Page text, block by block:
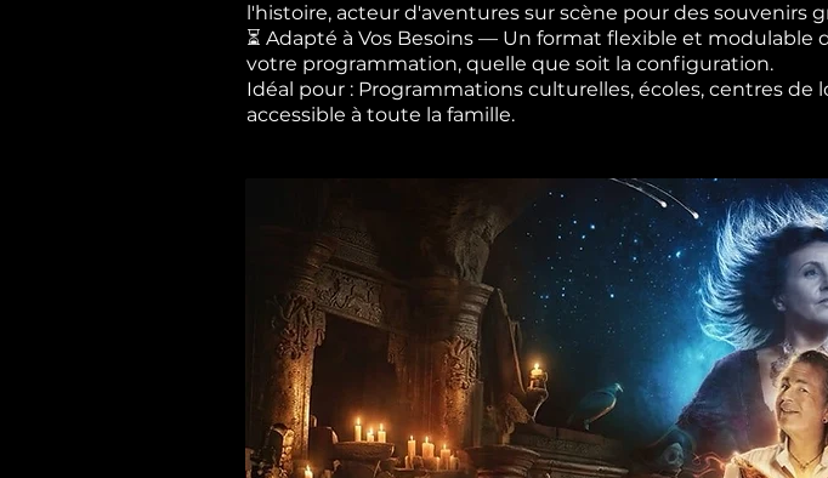
l'histoire, acteur d'aventures sur scène pour des souvenirs
⏳ Adapté à Vos Besoins — Un format flexible et
votre programmation, quelle que soit la configuration.
Idéal pour : Programmations culturelles, écoles, centres de
accessible à toute la famille.